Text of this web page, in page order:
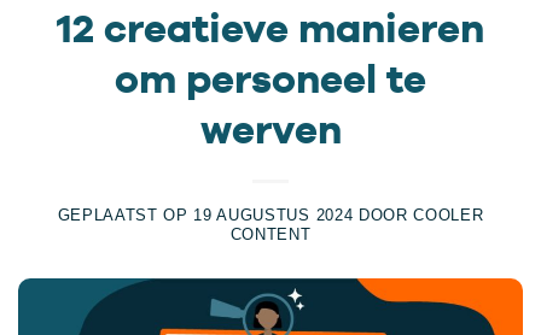
12 creatieve manieren
om personeel te
werven
GEPLAATST OP 19 AUGUSTUS 2024 DOORCOOLER
CONTENT